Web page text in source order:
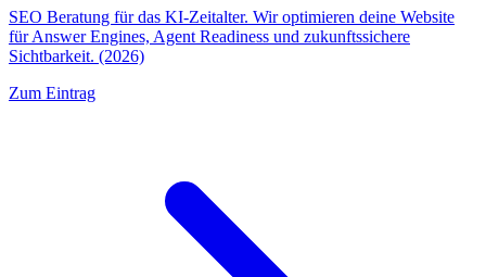
SEO Beratung für das KI-Zeitalter. Wir optimieren deine Website
für Answer Engines, Agent Readiness und zukunftssichere
Sichtbarkeit. (2026)
Zum Eintrag